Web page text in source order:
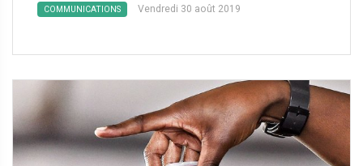
COMMUNICATIONS Vendredi 30 août 2019